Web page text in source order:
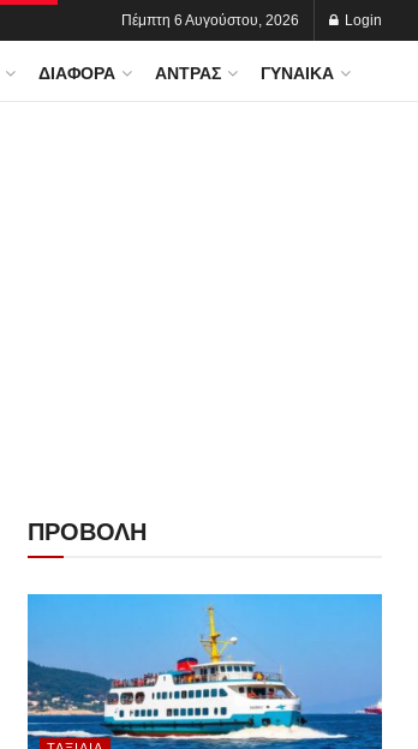
Πέμπτη 6 Αυγούστου, 2026 Login
ΔΙΆΦΟΡΑ ΆΝΤΡΑΣ ΓΥΝΑΊΚΑ
ΠΡΟΒΟΛΗ